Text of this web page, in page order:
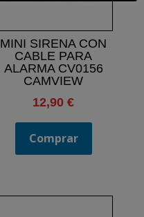
MINI SIRENA CON
CABLE PARA
ALARMA CV0156
CAMVIEW
12,90€
Comprar